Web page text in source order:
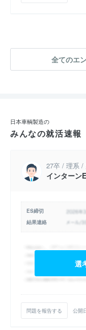
全てのエ
日本車輌製造の
みんなの就活速報
27卒 / 理系 /
インターン
ES締切
結果連絡
選
問題を報告する 公開